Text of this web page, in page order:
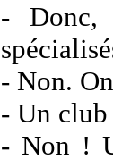
- Donc,
- Non.
- Un club
- Non !